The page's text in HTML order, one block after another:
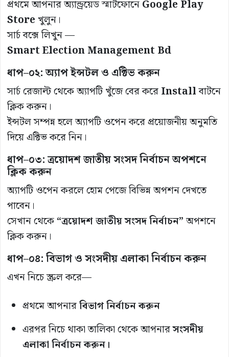
প্রথমে আপনার অ্যান্ড্রয়েড স্মার্টফোনেGoogle Play
Store খুলুন।
সার্চ বক্সে লিখুন —
Smart Election Management Bd
ধাপ–০২: অ্যাপ ইন্সটল ও এক্টিভ করুন
সার্চ রেজাল্ট থেকে অ্যাপটি খুঁজে বের করেInstallবাটনে
ক্লিক করুন।
ইন্সটল সম্পন্ন হলে অ্যাপটি ওপেন করে প্রয়োজনীয় অনুমতি
দিয়ে এক্টিভ করে নিন।
ধাপ–০৩: ত্রয়োদশ জাতীয় সংসদ নির্বাচন অপশনে
ক্লিক করুন
অ্যাপটি ওপেন করলে হোম পেজে বিভিন্ন অপশন দেখতে
পাবেন।
সেখান থেকে“ত্রয়োদশ জাতীয় সংসদ নির্বাচন”অপশনে
ক্লিক করুন।
ধাপ–০৪: বিভাগ ও সংসদীয় এলাকা নির্বাচন করুন
এখন নিচে স্ক্রল করে—
প্রথমে আপনারবিভাগ নির্বাচন করুন
এরপর নিচে থাকা তালিকা থেকে আপনারসংসদীয়
এলাকা নির্বাচন করুন।